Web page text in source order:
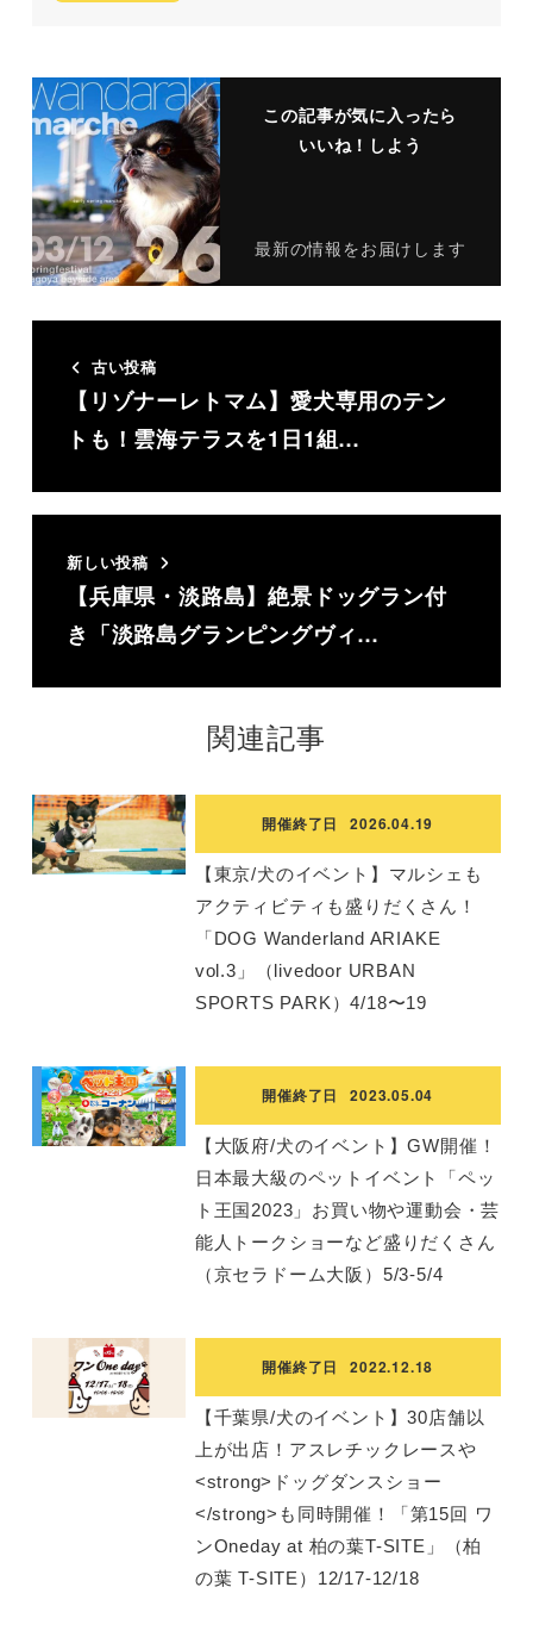
この記事が気に入ったら
いいね！しよう
最新の情報をお届けします
古い投稿
【リゾナーレトマム】愛犬専用のテン
トも！雲海テラスを1日1組…
新しい投稿
【兵庫県・淡路島】絶景ドッグラン付
き「淡路島グランピングヴィ…
関連記事
開催終了日 2026.04.19
【東京/犬のイベント】マルシェも
アクティビティも盛りだくさん！
「DOG Wanderland ARIAKE
vol.3」（livedoor URBAN
SPORTS PARK）4/18〜19
開催終了日 2023.05.04
【大阪府/犬のイベント】GW開催！
日本最大級のペットイベント「ペッ
ト王国2023」お買い物や運動会・芸
能人トークショーなど盛りだくさん
（京セラドーム大阪）5/3-5/4
開催終了日 2022.12.18
【千葉県/犬のイベント】30店舗以
上が出店！アスレチックレースや
<strong>ドッグダンスショー
</strong>も同時開催！「第15回 ワ
ンOneday at 柏の葉T-SITE」（柏
の葉 T-SITE）12/17-12/18